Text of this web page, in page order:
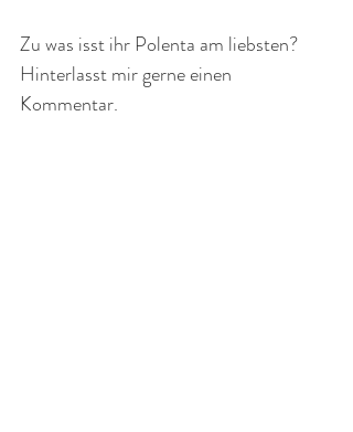
Zu was isst ihr Polenta am liebsten?
Hinterlasst mir gerne einen
Kommentar.